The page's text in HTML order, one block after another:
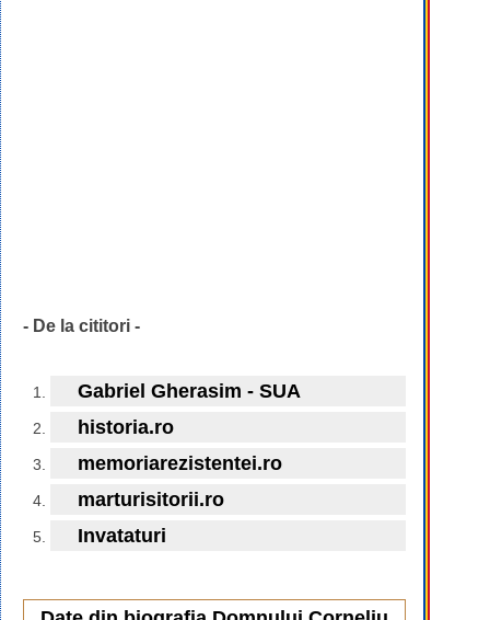
- De la cititori -
Gabriel Gherasim - SUA
historia.ro
memoriarezistentei.ro
marturisitorii.ro
Invataturi